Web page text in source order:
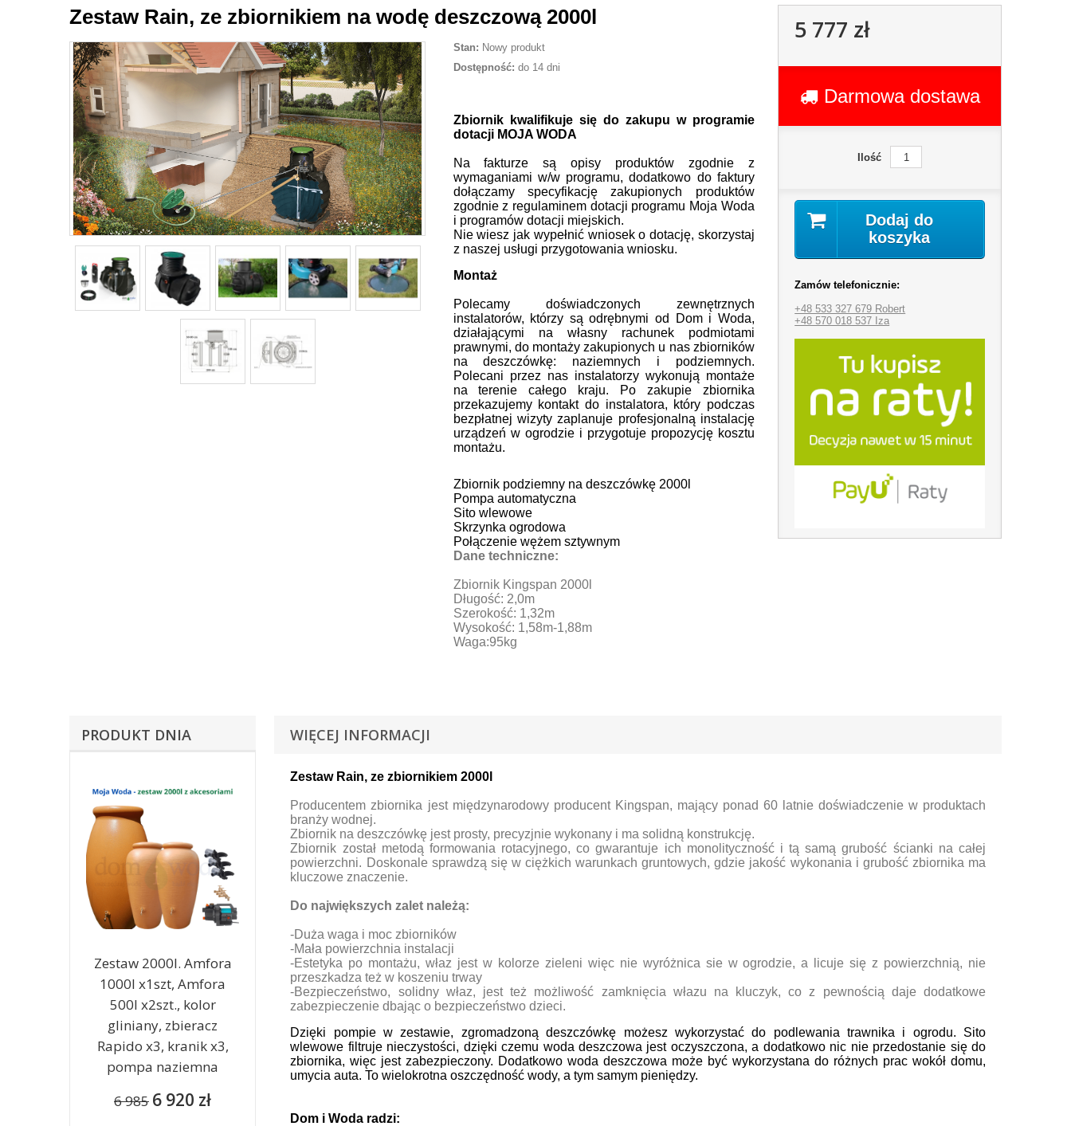
Zestaw Rain, ze zbiornikiem na wodę deszczową 2000l
Stan: Nowy produkt
Dostępność: do 14 dni
Zbiornik kwalifikuje się do zakupu w programie
dotacji MOJA WODA
Na fakturze są opisy produktów zgodnie z
wymaganiami w/w programu, dodatkowo do faktury
dołączamy specyfikację zakupionych produktów
zgodnie z regulaminem dotacji programu Moja Woda
i programów dotacji miejskich.
Nie wiesz jak wypełnić wniosek o dotację, skorzystaj
z naszej usługi przygotowania wniosku.
Montaż
Polecamy doświadczonych zewnętrznych
instalatorów, którzy są odrębnymi od Dom i Woda,
działającymi na własny rachunek podmiotami
prawnymi, do montaży zakupionych u nas zbiorników
na deszczówkę: naziemnych i podziemnych.
Polecani przez nas instalatorzy wykonują montaże
na terenie całego kraju. Po zakupie zbiornika
przekazujemy kontakt do instalatora, który podczas
bezpłatnej wizyty zaplanuje profesjonalną instalację
urządzeń w ogrodzie i przygotuje propozycję kosztu
montażu.
Zbiornik podziemny na deszczówkę 2000l
Pompa automatyczna
Sito wlewowe
Skrzynka ogrodowa
Połączenie wężem sztywnym
Dane techniczne:
Zbiornik Kingspan 2000l
Długość: 2,0m
Szerokość: 1,32m
Wysokość: 1,58m-1,88m
Waga:95kg
5 777 zł
Darmowa dostawa
Ilość
Dodaj do
koszyka
Zamów telefonicznie:
+48 533 327 679 Robert
+48 570 018 537 Iza
WIĘCEJ INFORMACJI
Zestaw Rain, ze zbiornikiem 2000l
Producentem zbiornika jest międzynarodowy producent Kingspan, mający ponad 60 latnie doświadczenie w produktach
branży wodnej.
Zbiornik na deszczówkę jest prosty, precyzjnie wykonany i ma solidną konstrukcję.
Zbiornik został metodą formowania rotacyjnego, co gwarantuje ich monolityczność i tą samą grubość ścianki na całej
powierzchni. Doskonale sprawdzą się w ciężkich warunkach gruntowych, gdzie jakość wykonania i grubość zbiornika ma
kluczowe znaczenie.
Do największych zalet należą:
-Duża waga i moc zbiorników
-Mała powierzchnia instalacji
-Estetyka po montażu, właz jest w kolorze zieleni więc nie wyróżnica sie w ogrodzie, a licuje się z powierzchnią, nie
przeszkadza też w koszeniu trway
-Bezpieczeństwo, solidny właz, jest też możliwość zamknięcia włazu na kluczyk, co z pewnością daje dodatkowe
zabezpieczenie dbając o bezpieczeństwo dzieci.
Dzięki pompie w zestawie, zgromadzoną deszczówkę możesz wykorzystać do podlewania trawnika i ogrodu. Sito
wlewowe filtruje nieczystości, dzięki czemu woda deszczowa jest oczyszczona, a dodatkowo nic nie przedostanie się do
zbiornika, więc jest zabezpieczony. Dodatkowo woda deszczowa może być wykorzystana do różnych prac wokół domu,
umycia auta. To wielokrotna oszczędność wody, a tym samym pieniędzy.
Dom i Woda radzi:
PRODUKT DNIA
Zestaw 2000l. Amfora
1000l x1szt, Amfora
500l x2szt., kolor
gliniany, zbieracz
Rapido x3, kranik x3,
pompa naziemna
6 985 6 920 zł